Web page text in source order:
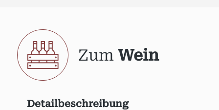
Zum Wein
Detailbeschreibung